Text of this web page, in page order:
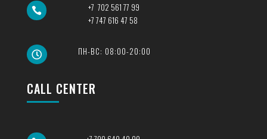

+7 702 561 77 99
+7 747 616 47 58
 ПН-ВС: 08:00-20:00
CALL CENTER